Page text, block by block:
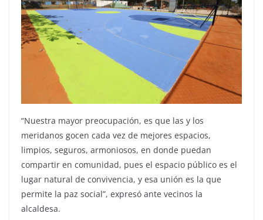
“Nuestra mayor preocupación, es que las y los
meridanos gocen cada vez de mejores espacios,
limpios, seguros, armoniosos, en donde puedan
compartir en comunidad, pues el espacio público es el
lugar natural de convivencia, y esa unión es la que
permite la paz social”, expresó ante vecinos la
alcaldesa.